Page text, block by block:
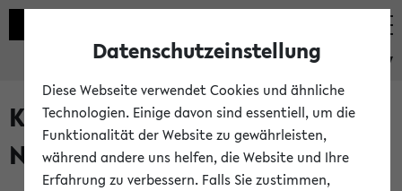
eKVV
Kalenderintegration und
Newsfeeds
Datenschutzeinstellung
Diese Webseite verwendet Cookies und ähnliche
Technologien. Einige davon sind essentiell, um die
Funktionalität der Website zu gewährleisten,
während andere uns helfen, die Website und Ihre
Erfahrung zu verbessern. Falls Sie zustimmen,